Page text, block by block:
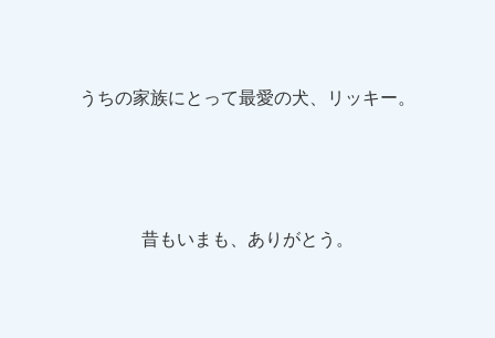
うちの家族にとって最愛の犬、リッキー。
昔もいまも、ありがとう。